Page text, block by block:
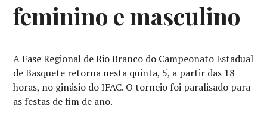
feminino e masculino
A Fase Regional de Rio Branco do Campeonato Estadual
de Basquete retorna nesta quinta, 5, a partir das 18
horas, no ginásio do IFAC. O torneio foi paralisado para
as festas de fim de ano.